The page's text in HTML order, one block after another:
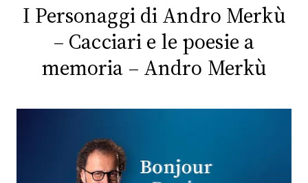
RADIO
PLAYLIST
CONCORSI
I Personaggi di Andro Merkù
– Cacciari e le poesie a
memoria – Andro Merkù